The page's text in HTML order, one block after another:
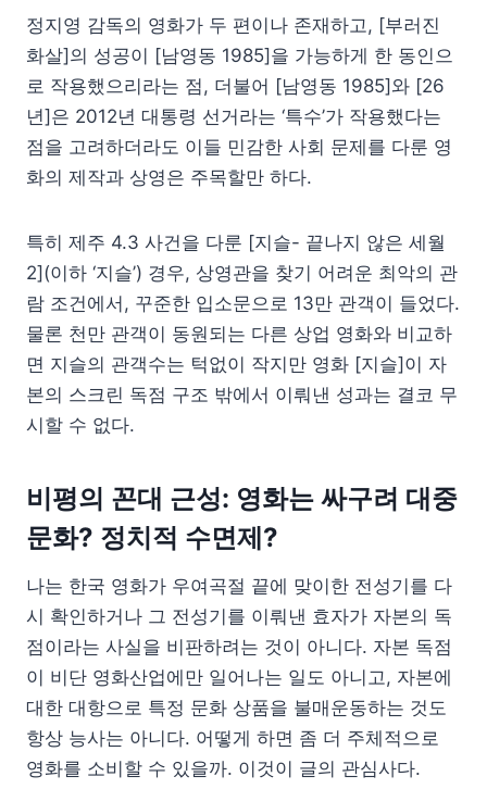
정지영 감독의 영화가 두 편이나 존재하고, [부러진
화살]의 성공이 [남영동 1985]을 가능하게 한 동인으
로 작용했으리라는 점, 더불어 [남영동 1985]와 [26
년]은 2012년 대통령 선거라는 ‘특수’가 작용했다는
점을 고려하더라도 이들 민감한 사회 문제를 다룬 영
화의 제작과 상영은 주목할만 하다.
특히 제주 4.3 사건을 다룬 [지슬- 끝나지 않은 세월
2](이하 ‘지슬’) 경우, 상영관을 찾기 어려운 최악의 관
람 조건에서, 꾸준한 입소문으로 13만 관객이 들었다.
물론 천만 관객이 동원되는 다른 상업 영화와 비교하
면 지슬의 관객수는 턱없이 작지만 영화 [지슬]이 자
본의 스크린 독점 구조 밖에서 이뤄낸 성과는 결코 무
시할 수 없다.
비평의 꼰대 근성: 영화는 싸구려 대중
문화? 정치적 수면제?
나는 한국 영화가 우여곡절 끝에 맞이한 전성기를 다
시 확인하거나 그 전성기를 이뤄낸 효자가 자본의 독
점이라는 사실을 비판하려는 것이 아니다. 자본 독점
이 비단 영화산업에만 일어나는 일도 아니고, 자본에
대한 대항으로 특정 문화 상품을 불매운동하는 것도
항상 능사는 아니다. 어떻게 하면 좀 더 주체적으로
영화를 소비할 수 있을까. 이것이 글의 관심사다.